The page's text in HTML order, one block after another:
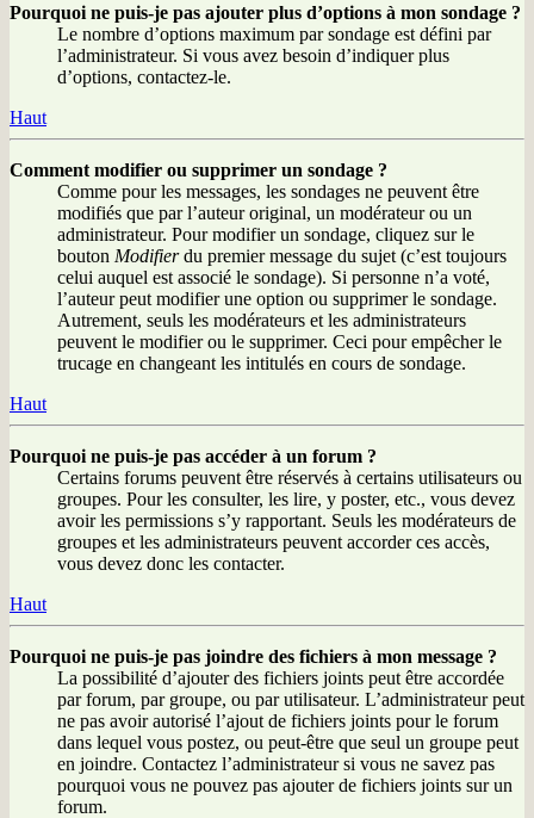
Pourquoi ne puis-je pas ajouter plus d’options à mon sondage ?
Le nombre d’options maximum par sondage est défini par
l’administrateur. Si vous avez besoin d’indiquer plus
d’options, contactez-le.
Haut
Comment modifier ou supprimer un sondage ?
Comme pour les messages, les sondages ne peuvent être
modifiés que par l’auteur original, un modérateur ou un
administrateur. Pour modifier un sondage, cliquez sur le
bouton Modifierdu premier message du sujet (c’est toujours
celui auquel est associé le sondage). Si personne n’a voté,
l’auteur peut modifier une option ou supprimer le sondage.
Autrement, seuls les modérateurs et les administrateurs
peuvent le modifier ou le supprimer. Ceci pour empêcher le
trucage en changeant les intitulés en cours de sondage.
Haut
Pourquoi ne puis-je pas accéder à un forum ?
Certains forums peuvent être réservés à certains utilisateurs ou
groupes. Pour les consulter, les lire, y poster, etc., vous devez
avoir les permissions s’y rapportant. Seuls les modérateurs de
groupes et les administrateurs peuvent accorder ces accès,
vous devez donc les contacter.
Haut
Pourquoi ne puis-je pas joindre des fichiers à mon message ?
La possibilité d’ajouter des fichiers joints peut être accordée
par forum, par groupe, ou par utilisateur. L’administrateur peut
ne pas avoir autorisé l’ajout de fichiers joints pour le forum
dans lequel vous postez, ou peut-être que seul un groupe peut
en joindre. Contactez l’administrateur si vous ne savez pas
pourquoi vous ne pouvez pas ajouter de fichiers joints sur un
forum.